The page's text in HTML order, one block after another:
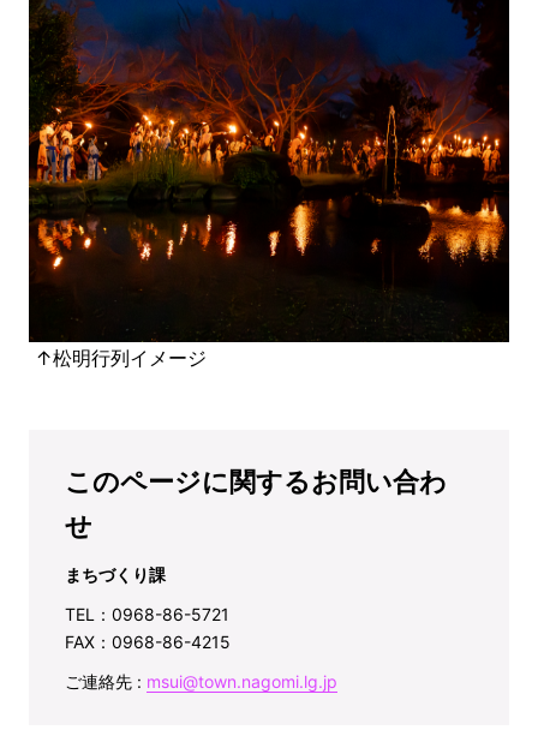
↑松明行列イメージ
このページに関するお問い合わ
せ
まちづくり課
TEL：0968-86-5721
FAX：0968-86-4215
ご連絡先 : msui@town.nagomi.lg.jp